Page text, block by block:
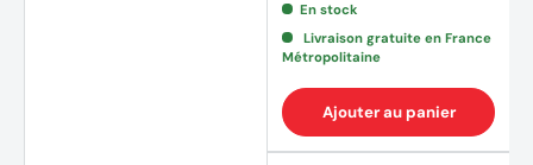
En stock
Livraison gratuite en France
Métropolitaine
Ajouter au panier